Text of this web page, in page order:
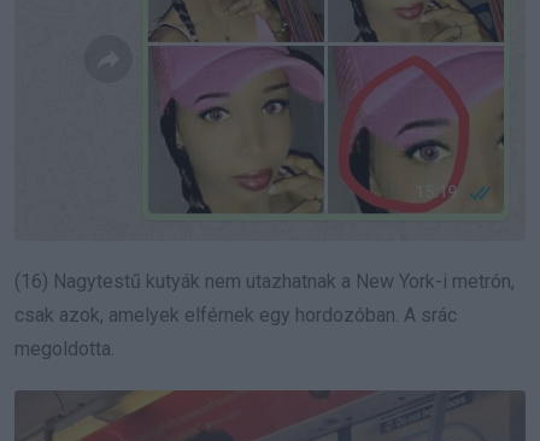
(16) Nagytestű kutyák nem utazhatnak a New York-i metrón,
csak azok, amelyek elférnek egy hordozóban. A srác
megoldotta.